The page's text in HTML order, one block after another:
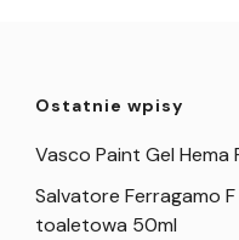
Ostatnie wpisy
Vasco Paint Gel Hema
Salvatore Ferragamo
toaletowa 50ml